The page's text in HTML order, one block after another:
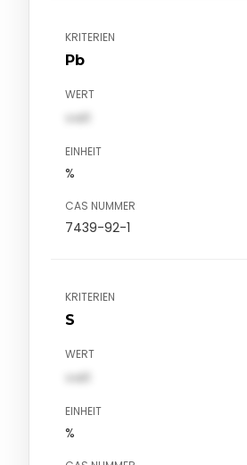
KRITERIEN
Pb
WERT
val1
EINHEIT
%
CAS NUMMER
7439-92-1
KRITERIEN
S
WERT
val1
EINHEIT
%